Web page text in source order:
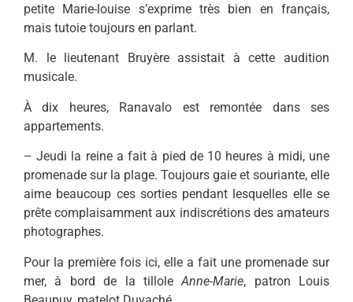
petite Marie-louise s’exprime très bien en français,
mais tutoie toujours en parlant.
M. le lieutenant Bruyère assistait à cette audition
musicale.
À dix heures, Ranavalo est remontée dans ses
appartements.
– Jeudi la reine a fait à pied de 10 heures à midi, une
promenade sur la plage. Toujours gaie et souriante, elle
aime beaucoup ces sorties pendant lesquelles elle se
prête complaisamment aux indiscrétions des amateurs
photographes.
Pour la première fois ici, elle a fait une promenade sur
mer, à bord de la tilloleAnne-Marie, patron Louis